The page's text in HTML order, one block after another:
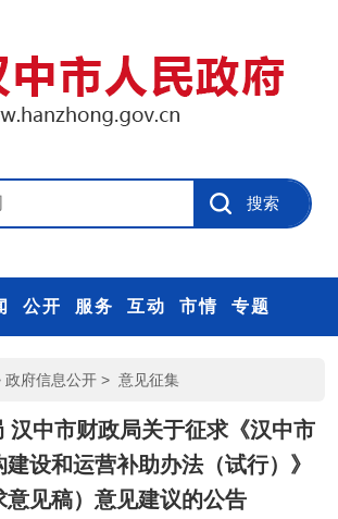
公开 服务 互动 市情 专题
政府信息公开 > 意见征集
汉中市财政局关于征求《汉中市
建设和运营补助办法（试行）》
意见稿）意见建议的公告